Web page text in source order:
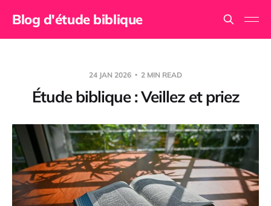
Blog d'étude biblique
24 JAN 2026 2 MIN READ
Étude biblique : Veillez et priez